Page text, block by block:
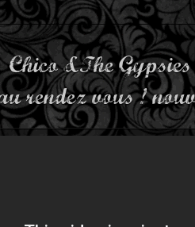
Chico &The
rendez vous !